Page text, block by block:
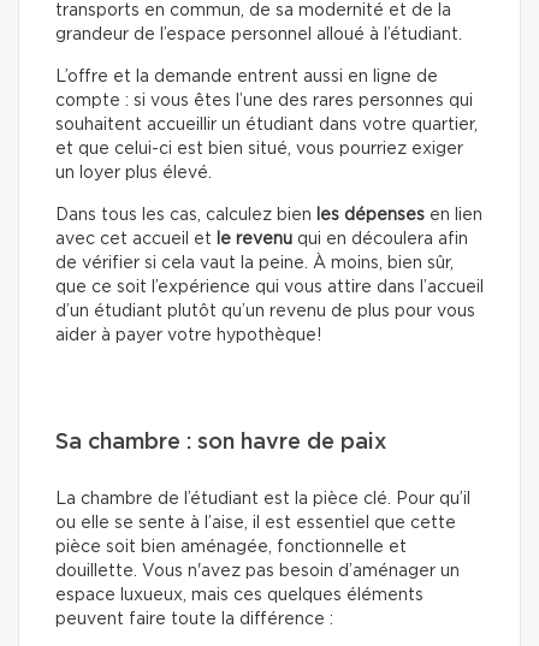
transports en commun, de sa modernité et de la
grandeur de l’espace personnel alloué à l’étudiant.
L’offre et la demande entrent aussi en ligne de
compte : si vous êtes l’une des rares personnes qui
souhaitent accueillir un étudiant dans votre quartier,
et que celui-ci est bien situé, vous pourriez exiger
un loyer plus élevé.
Dans tous les cas, calculez bien les dépenses en lien
avec cet accueil et
le revenu qui en découlera afin
de vérifier si cela vaut la peine. À moins, bien sûr,
que ce soit l’expérience qui vous attire dans l’accueil
d’un étudiant plutôt qu’un revenu de plus pour vous
aider à payer votre hypothèque!
Sa chambre : son havre de paix
La chambre de l’étudiant est la pièce clé. Pour qu’il
ou elle se sente à l’aise, il est essentiel que cette
pièce soit bien aménagée, fonctionnelle et
douillette. Vous n'avez pas besoin d’aménager un
espace luxueux, mais ces quelques éléments
peuvent faire toute la différence :